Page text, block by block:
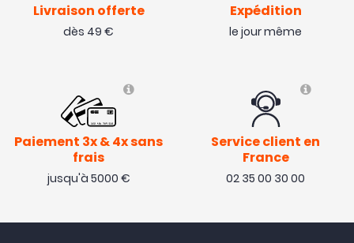
-200€ sur l'optique
Livraison offerte
dès 49 €
Expédition
le jour même
Paiement 3x & 4x sans
frais
jusqu'à 5000 €
Service client en
France
02 35 00 30 00